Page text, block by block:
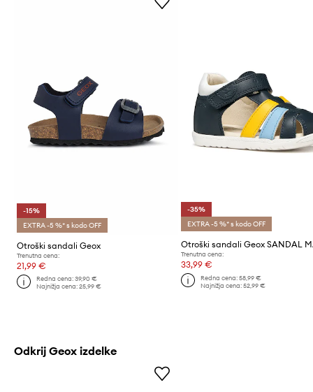
-15%
EXTRA -5 %* s kodo OFF
Otroški sandali Geox
Trenutna cena:
21,99 €
Redna cena:39,90 €
Najnižja cena:25,99 €
-35%
EXTRA -5 %* s kodo OFF
Trenutna cena:
33,99 €
Redna cena: 58,99 €
Najnižja cena: 52,99 €
Odkrij Geox izdelke